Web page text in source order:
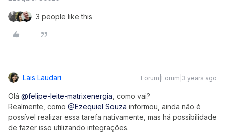
3 people like this
Lais Laudari Forum|Forum|3 years ago
Olá @felipe-leite-matrixenergia , como vai?
Realmente, como @Ezequiel Souza informou, ainda não é
possível realizar essa tarefa nativamente, mas há possibilidade
de fazer isso utilizando integrações.